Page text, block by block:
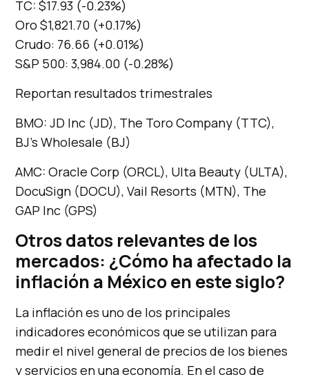
TC: $17.93 (-0.23%)
Oro $1,821.70 (+0.17%)
Crudo: 76.66 (+0.01%)
S&P 500: 3,984.00 (-0.28%)
Reportan resultados trimestrales
BMO: JD Inc (JD), The Toro Company (TTC),
BJ’s Wholesale (BJ)
AMC: Oracle Corp (ORCL), Ulta Beauty (ULTA),
DocuSign (DOCU), Vail Resorts (MTN), The
GAP Inc (GPS)
Otros datos relevantes de los
mercados: ¿Cómo ha afectado la
inflación a México en este siglo?
La inflación es uno de los principales
indicadores económicos que se utilizan para
medir el nivel general de precios de los bienes
y servicios en una economía. En el caso de